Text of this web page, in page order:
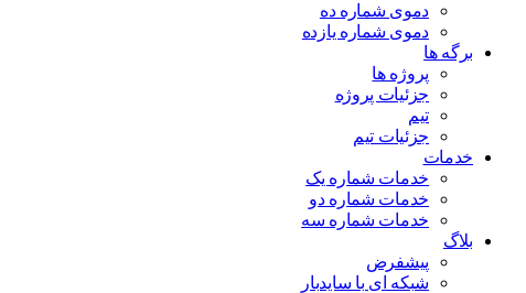
دموی شماره ده
دموی شماره یازده
برگه ها
پروژه ها
جزئیات پروژه
تیم
جزئیات تیم
خدمات
خدمات شماره یک
خدمات شماره دو
خدمات شماره سه
بلاگ
پیشفرض
شبکه ای با سایدبار